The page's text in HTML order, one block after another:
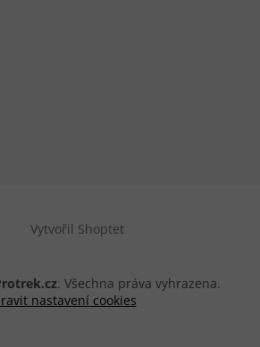
Vytvořil Shoptet
. Všechna práva vyhrazena.
nastavení cookies